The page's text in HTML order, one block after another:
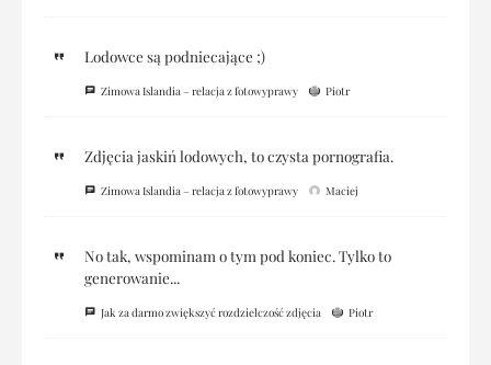
Lodowce są podniecające ;)
Zimowa Islandia – relacja z fotowyprawy Piotr
Zdjęcia jaskiń lodowych, to czysta pornografia.
Zimowa Islandia – relacja z fotowyprawy Maciej
No tak, wspominam o tym pod koniec. Tylko to
generowanie...
Jak za darmo zwiększyć rozdzielczość zdjęcia Piotr